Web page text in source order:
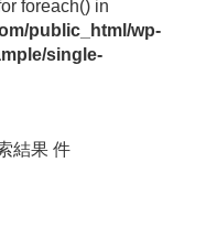
foreach() in
public_html/wp-
single-
結果 件